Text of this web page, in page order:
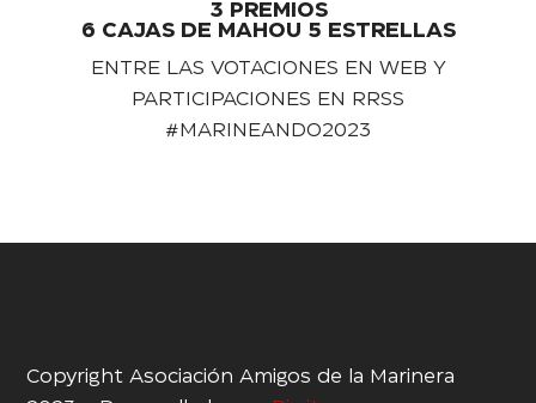
3 PREMIOS
6 CAJAS DE MAHOU 5 ESTRELLAS
ENTRE LAS VOTACIONES EN WEB Y
PARTICIPACIONES EN RRSS
#MARINEANDO2023
Copyright Asociación Amigos de la Marinera